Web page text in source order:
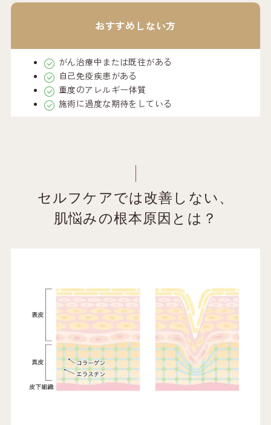
おすすめしない方
がん治療中または既往がある
自己免疫疾患がある
重度のアレルギー体質
施術に過度な期待をしている
セルフケアでは改善しない、
肌悩みの根本原因とは？